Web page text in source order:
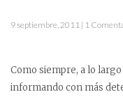
9 septiembre, 2011 | 1
Como siempre, a lo
informando con más